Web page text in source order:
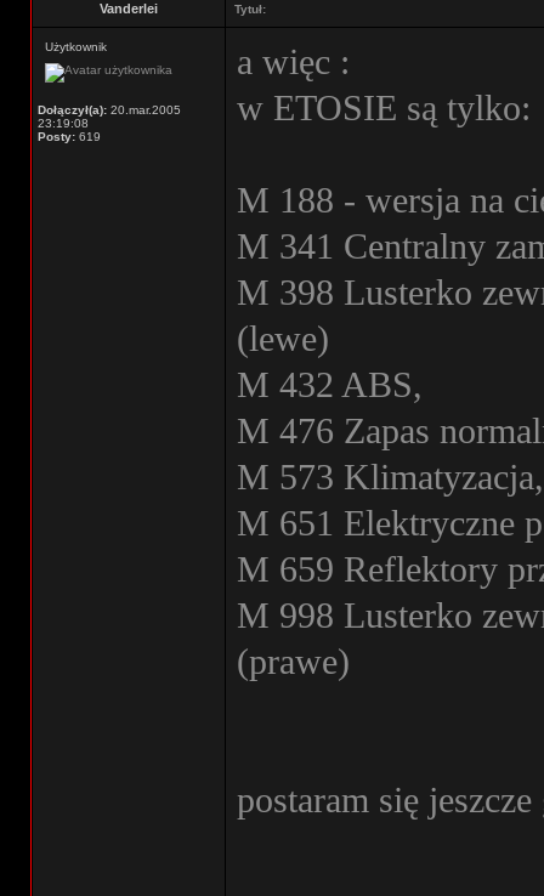
Vanderlei Tytuł:
Użytkownik
Dołączył(a): 20.mar.2005
23:19:08
Posty: 619
a więc :
w ETOSIE są tylko:
M 188 - wersja na
M 341 Centralny
M 398 Lusterko
(lewe)
M 432 ABS,
M 476 Zapas
M 573 Klimatyzacja,
M 651 Elektryczne
M 659 Reflektory
M 998 Lusterko
(prawe)
postaram się